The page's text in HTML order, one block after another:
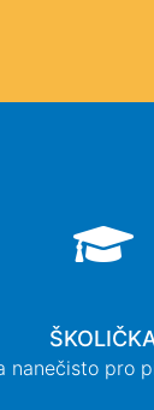
nanečisto pro